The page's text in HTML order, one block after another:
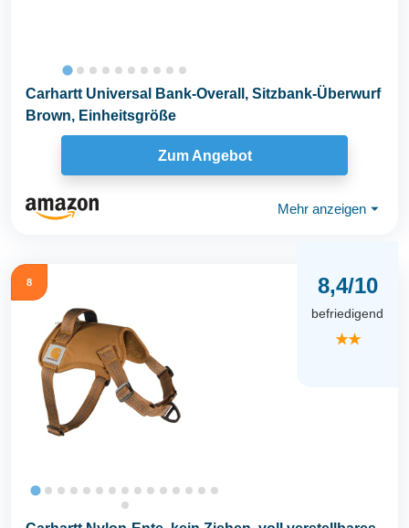
Carhartt Universal Bank-Overall, Sitzbank-Überwurf
Brown, Einheitsgröße
Zum Angebot
Mehr anzeigen ⏷
8 8,4/10
befriedigend
★★